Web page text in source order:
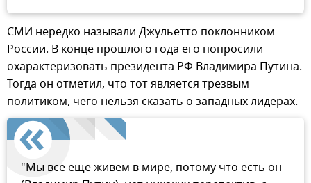
СМИ нередко называли Джульетто поклонником
России. В конце прошлого года его попросили
охарактеризовать президента РФ Владимира Путина.
Тогда он отметил, что тот является трезвым
политиком, чего нельзя сказать о западных лидерах.
"Мы все еще живем в мире, потому что есть он